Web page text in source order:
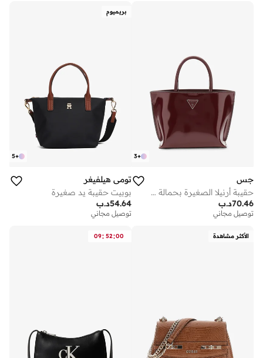
+
3
جس
حقيبة أرنيلا الصغيرة بحمالة علوية
د.ب70.46
توصيل مجاني
بريميوم
+
5
تومي هيلفيغر
بوبيت حقيبة يد صغيرة
د.ب54.64
توصيل مجاني
الأكثر مشاهدة 09: 52:00